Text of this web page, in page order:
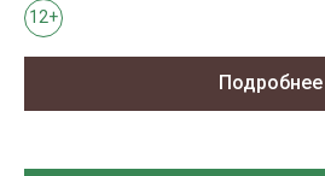
12+
Подробнее